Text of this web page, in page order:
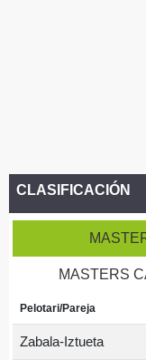
CLASIFICACIÓN
MASTERS
Pelotari/Pareja
Zabala-Iztueta